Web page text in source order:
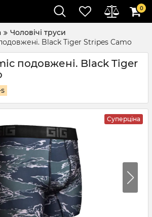
0
Чоловічі труси
Black Tiger Stripes Camo
подовжені. Black Tiger
Суперціна